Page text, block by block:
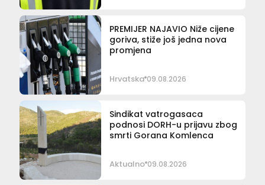
PREMIJER NAJAVIO Niže cijene
goriva, stiže još jedna nova
promjena
Hrvatska 09.08.2026
Sindikat vatrogasaca
podnosi DORH-u prijavu zbog
smrti Gorana Komlenca
Aktualno 09.08.2026